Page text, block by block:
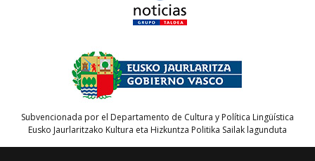
Subvencionada por el Departamento de Cultura y Política Lingüística
Eusko Jaurlaritzako Kultura eta Hizkuntza Politika Sailak lagunduta